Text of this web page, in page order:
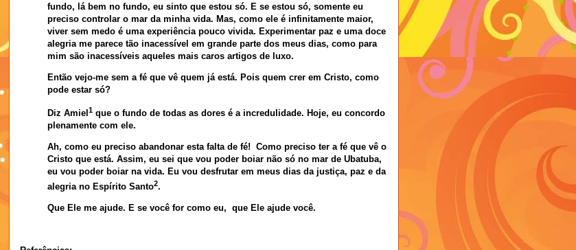
fundo, lá bem no fundo, eu sinto que estou só. E se estou só, somente eu
preciso controlar o mar da minha vida. Mas, como ele é infinitamente maior,
viver sem medo é uma experiência pouco vivida. Experimentar paz e uma doce
alegria me parece tão inacessível em grande parte dos meus dias, como para
mim são inacessíveis aqueles mais caros artigos de luxo.
Então vejo-me sem a fé que vê quem já está. Pois quem crer em Cristo, como
pode estar só?
Diz Amiel 1 que o fundo de todas as dores é a incredulidade. Hoje, eu concordo
plenamente com ele.
Ah, como eu preciso abandonar esta falta de fé! Como preciso ter a fé que vê o
Cristo que está. Assim, eu sei que vou poder boiar não só no mar de Ubatuba,
eu vou poder boiar na vida. Eu vou desfrutar em meus dias da justiça, paz e da
alegria no Espírito Santo2.
Que Ele me ajude. E se você for como eu, que Ele ajude você.